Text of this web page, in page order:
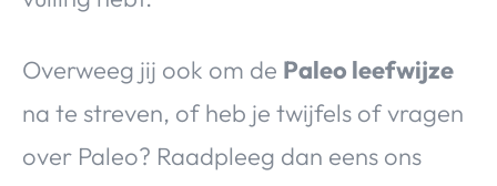
Overweeg jij ook om de Paleo leefwijze
na te streven, of heb je twijfels of vragen
over Paleo? Raadpleeg dan eens ons